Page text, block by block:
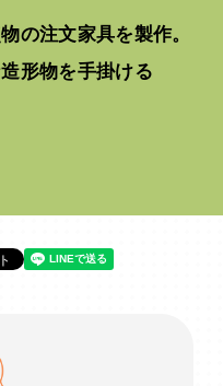
の注文家具を製作。
形物を手掛ける